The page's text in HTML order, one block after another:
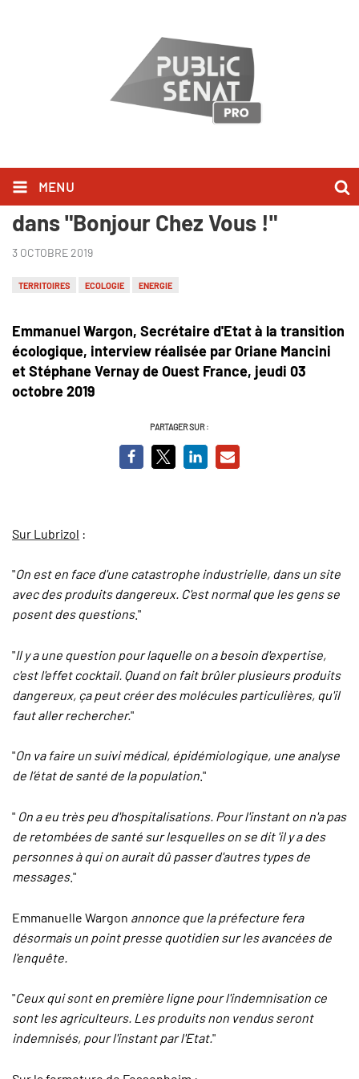
MENU
Emmanuel Wargon l'a dit ce matin
dans "Bonjour Chez Vous !"
3 OCTOBRE 2019
TERRITOIRES ECOLOGIE ENERGIE
Emmanuel Wargon, Secrétaire d'Etat à la transition
écologique, interview réalisée par Oriane Mancini
et Stéphane Vernay de Ouest France, jeudi 03
octobre 2019
PARTAGER SUR :
Sur Lubrizol :
"On est en face d'une catastrophe industrielle, dans un site
avec des produits dangereux. C'est normal que les gens se
posent des questions."
"Il y a une question pour laquelle on a besoin d'expertise,
c'est l'effet cocktail. Quand on fait brûler plusieurs produits
dangereux, ça peut créer des molécules particulières, qu'il
faut aller rechercher."
"On va faire un suivi médical, épidémiologique, une analyse
de l’état de santé de la population ."
" On a eu très peu d'hospitalisations. Pour l'instant on n'a pas
de retombées de santé sur lesquelles on se dit 'il y a des
personnes à qui on aurait dû passer d'autres types de
messages."
Emmanuelle Wargon annonce que la préfecture fera
désormais un point presse quotidien sur les avancées de
l'enquête.
"Ceux qui sont en première ligne pour l'indemnisation ce
sont les agriculteurs. Les produits non vendus seront
indemnisés, pour l'instant par l'Etat."